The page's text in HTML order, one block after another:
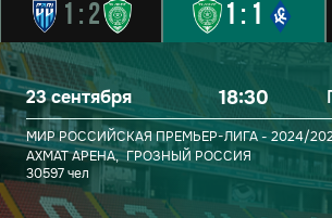
1 : 2 1 : 1
23 сентября 18:30
МИР РОССИЙСКАЯ ПРЕМЬЕР-ЛИГА - 2024/
АХМАТ АРЕНА, ГРОЗНЫЙ РОССИЯ
30597 чел